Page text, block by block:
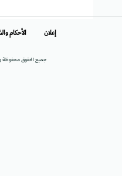
جميع الحقوق محفوظة
إعلان الأحكام